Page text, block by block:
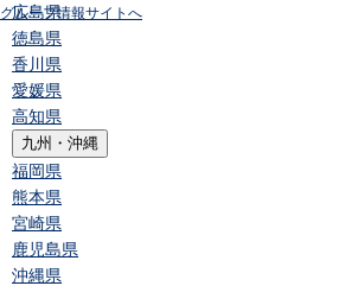
広島県
徳島県
香川県
愛媛県
高知県
九州・沖縄
福岡県
熊本県
宮崎県
鹿児島県
沖縄県
グループ情報サイトへ